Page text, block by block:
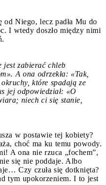
od Niego, lecz padła Mu do
I wtedy doszło między nimi
jest zabierać chleb
A ona odrzekła: «Tak,
które spadają ze
jej odpowiedział: «O
niech ci się stanie,
w postawie tej kobiety?
choć ma ku temu powody.
A ona nie rzuca „fochem”,
się nie poddaje. Albo
Czy czuła się dotknięta?
tym upokorzeniem. I to jest